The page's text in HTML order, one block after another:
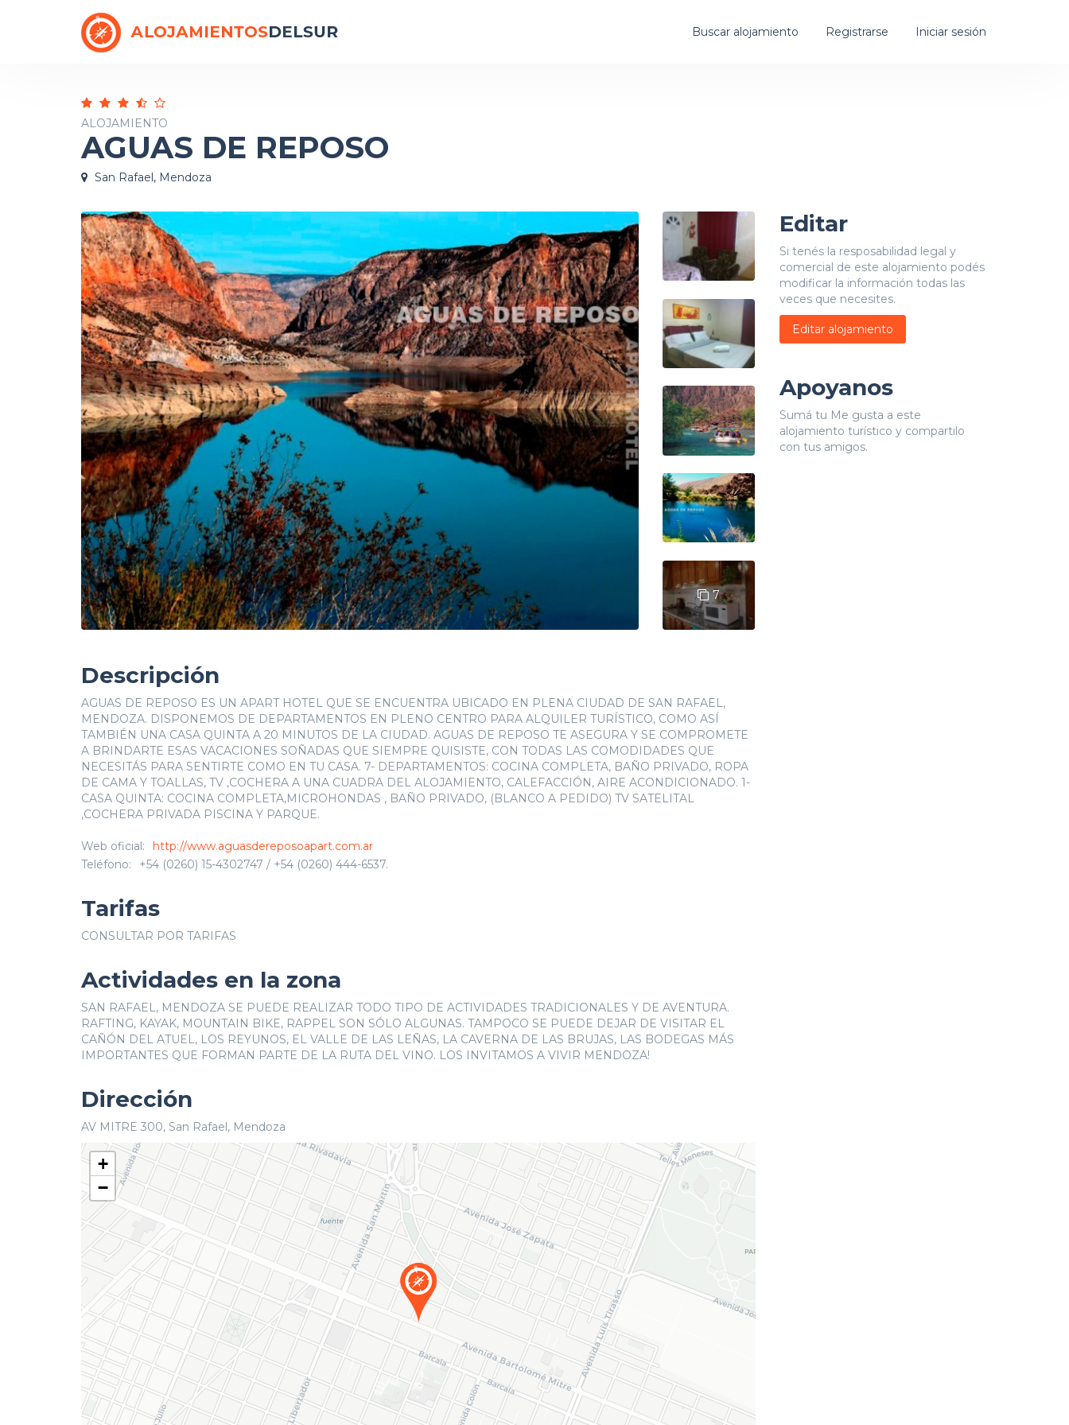
Buscar alojamiento Registrarse Iniciar sesión
ALOJAMIENTO
AGUAS DE REPOSO
San Rafael, Mendoza
7
Descripción
AGUAS DE REPOSO ES UN APART HOTEL QUE SE ENCUENTRA UBICADO EN PLENA CIUDAD DE SAN RAFAEL,
MENDOZA. DISPONEMOS DE DEPARTAMENTOS EN PLENO CENTRO PARA ALQUILER TURÍSTICO, COMO ASÍ
TAMBIÉN UNA CASA QUINTA A 20 MINUTOS DE LA CIUDAD. AGUAS DE REPOSO TE ASEGURA Y SE COMPROMETE
A BRINDARTE ESAS VACACIONES SOÑADAS QUE SIEMPRE QUISISTE, CON TODAS LAS COMODIDADES QUE
NECESITÁS PARA SENTIRTE COMO EN TU CASA. 7- DEPARTAMENTOS: COCINA COMPLETA, BAÑO PRIVADO, ROPA
DE CAMA Y TOALLAS, TV ,COCHERA A UNA CUADRA DEL ALOJAMIENTO, CALEFACCIÓN, AIRE ACONDICIONADO. 1-
CASA QUINTA: COCINA COMPLETA,MICROHONDAS , BAÑO PRIVADO, (BLANCO A PEDIDO) TV SATELITAL
,COCHERA PRIVADA PISCINA Y PARQUE.
Web oficial:
http://www.aguasdereposoapart.com.ar
Teléfono:
+54 (0260) 15-4302747 / +54 (0260) 444-6537.
Tarifas
CONSULTAR POR TARIFAS
Actividades en la zona
SAN RAFAEL, MENDOZA SE PUEDE REALIZAR TODO TIPO DE ACTIVIDADES TRADICIONALES Y DE AVENTURA.
RAFTING, KAYAK, MOUNTAIN BIKE, RAPPEL SON SÓLO ALGUNAS. TAMPOCO SE PUEDE DEJAR DE VISITAR EL
CAÑÓN DEL ATUEL, LOS REYUNOS, EL VALLE DE LAS LEÑAS, LA CAVERNA DE LAS BRUJAS, LAS BODEGAS MÁS
IMPORTANTES QUE FORMAN PARTE DE LA RUTA DEL VINO. LOS INVITAMOS A VIVIR MENDOZA!
Dirección
AV MITRE 300, San Rafael, Mendoza
+
−
Editar
Si tenés la resposabilidad legal y
comercial de este alojamiento podés
modificar la información todas las
veces que necesites.
Editar alojamiento
Apoyanos
Sumá tu Me gusta a este
alojamiento turístico y compartilo
con tus amigos.